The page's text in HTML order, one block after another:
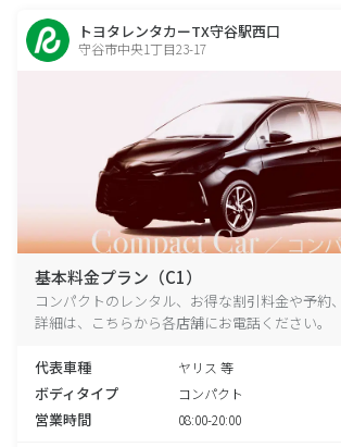
トヨタレンタカーTX守谷駅西口
守谷市中央1丁目23-17
基本料金プラン（C1）
コンパクトのレンタル、お得な割引料金や予約
詳細は、こちらから各店舗にお電話ください。
代表車種 ヤリス 等
ボディタイプ コンパクト
営業時間 08:00-20:00